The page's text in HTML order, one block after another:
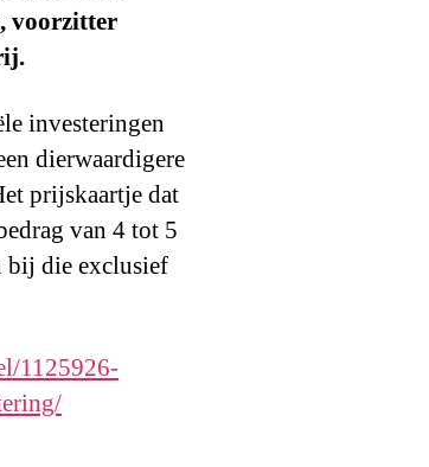
voorzitter
investeringen
dierwaardigere
prijskaartje dat
van 4 tot 5
bij die exclusief
1125926-